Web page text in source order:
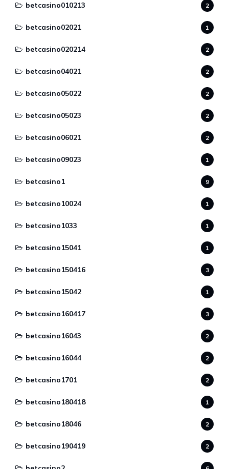
betcasino010213 2
betcasino02021 1
betcasino020214 2
betcasino04021 2
betcasino05022 2
betcasino05023 2
betcasino06021 2
betcasino09023 1
betcasino1 9
betcasino10024 1
betcasino1033 1
betcasino15041 1
betcasino150416 3
betcasino15042 1
betcasino160417 3
betcasino16043 2
betcasino16044 2
betcasino1701 2
betcasino180418 1
betcasino18046 2
betcasino190419 2